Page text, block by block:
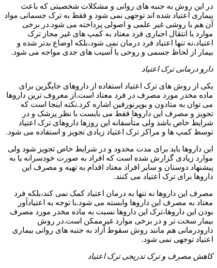
در این روش به جنبه های روانی و مشکلات شخصیتی که باعث
بیماری اعتیاد شده اند توجهی نمی شود و فقط به ترک جسمانی مواد
آن هم با روشی غیر علمی و اصولی پرداخته می شود.در برخی
موارد با انتقال اجباری فرد معتاد به کمپ های غیر مجاز ترک
اعتیاد،نه تنها اعتیاد فرد درمان نمی شود،بلکه اوضاع بدتر شده و
بیمار از لحاظ جسمی و روحی با آسیب های جدی مواجه می شود.
دارو درمانی ترک اعتیاد
یکی از روش های ترک اعتیاد استفاده از داروهای جایگزین برای
ماده مخدر مورد مصرف در فرد معتاد است.از معروف ترین داروها
می توان به متادون و بوپرنورفین اشاره کرد.نکته اینجا است که
تجویز و مصرف این داروها فقط می بایست با نظر پزشک و در
شرایط خاص باشد ولی متأسفانه این روزها داروهای ترک اعتیاد
توسط کمپ ها و مراکز ترک اعتیاد زیادی تجویز و استفاده می شود.
این داروها باید برای مدت محدود و در شرایط خاص تجویز شود ولی
موارد زیادی گزارش شده است که افراد به صورت خودسرانه یا به
پیشنهاد دوستان و سایر افراد معتاد اقدام به تهیه و مصرف این
داروها برای ترک اعتیاد می کنند.
مصرف این داروها نه تنها به درمان اعتیاد کمک نمی کند،بلکه فرد
معتاد به مصرف این داروها وابسته می شود.با توجه به اعتیادآور
بودن این داروها،ترک این داروها نسبت به ماده مخدر مورد مصرف
بیمار سخت تر و در برخی موارد غیرممکن است.در روش
دارودرمانی هم مانند روش سقوط آزاد به جنبه های روانی بیماری
اعتیاد توجهی نمی شود.
کاهش مصرف و ترک تدریجی ترک اعتیاد